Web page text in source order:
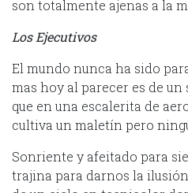
son totalmente ajenas a la
Los Ejecutivos
El mundo nunca ha sido
mas hoy al parecer es de un
que en una escalerita de
cultiva un maletín pero
Sonriente y afeitado para
trajina para darnos la ilusión